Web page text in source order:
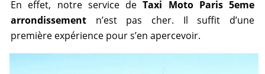
En effet, notre service deTaxi Moto Paris 5eme
arrondissement n’est pas cher. Il suffit d’une
première expérience pour s’en apercevoir.